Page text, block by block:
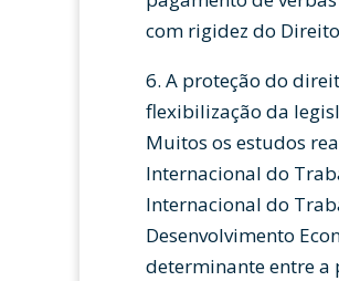
com rigidez do
6. A proteção do
flexibilização da
Muitos os estudos
Internacional do
Internacional do
Desenvolvimento
determinante entre a